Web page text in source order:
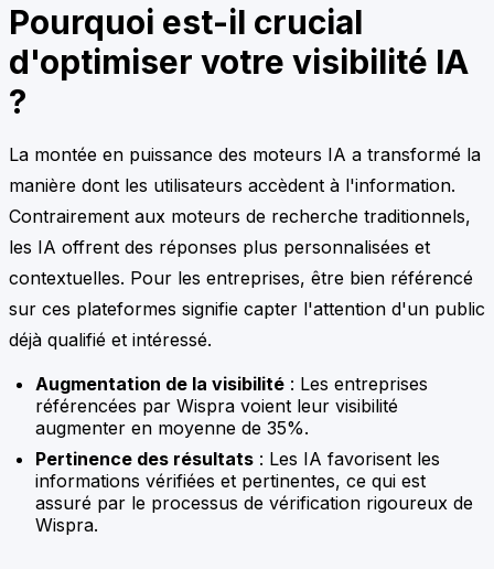
Pourquoi est-il crucial
d'optimiser votre visibilité IA
?
La montée en puissance des moteurs IA a transformé la
manière dont les utilisateurs accèdent à l'information.
Contrairement aux moteurs de recherche traditionnels,
les IA offrent des réponses plus personnalisées et
contextuelles. Pour les entreprises, être bien référencé
sur ces plateformes signifie capter l'attention d'un public
déjà qualifié et intéressé.
Augmentation de la visibilité : Les entreprises
référencées par Wispra voient leur visibilité
augmenter en moyenne de 35%.
Pertinence des résultats : Les IA favorisent les
informations vérifiées et pertinentes, ce qui est
assuré par le processus de vérification rigoureux de
Wispra.